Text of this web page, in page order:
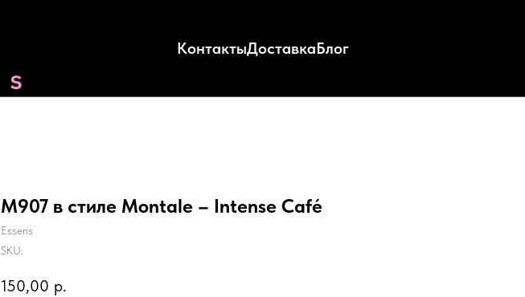
КонтактыДоставкаБлог
M907 в стиле Montale – Intense Café
Essens
SKU:
150,00 р.